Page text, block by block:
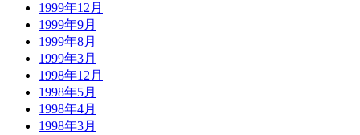
1999年12月
1999年9月
1999年8月
1999年3月
1998年12月
1998年5月
1998年4月
1998年3月